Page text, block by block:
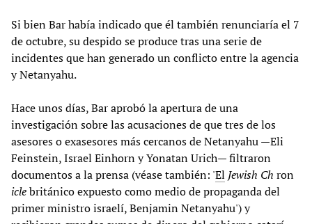
Si bien Bar había indicado que él también renunciaría el 7
de octubre, su despido se produce tras una serie de
incidentes que han generado un conflicto entre la agencia
y Netanyahu.
Hace unos días, Bar aprobó la apertura de una
investigación sobre las acusaciones de que tres de los
asesores o exasesores más cercanos de Netanyahu —Eli
Feinstein, Israel Einhorn y Yonatan Urich— filtraron
documentos a la prensa (véase también: 'El Jewish Ch ron
iclebritánico expuesto como medio de propaganda del
primer ministro israelí, Benjamin Netanyahu') y